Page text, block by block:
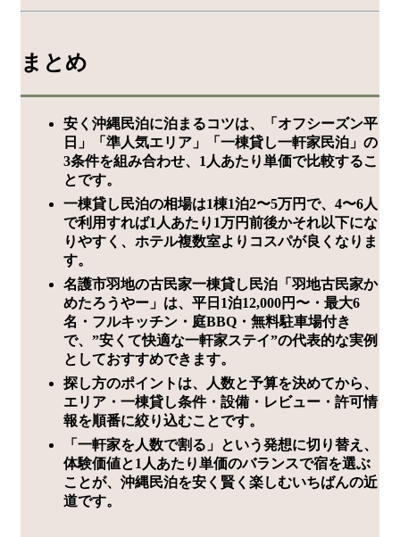
まとめ
安く沖縄民泊に泊まるコツは、「オフシーズン平
日」「準人気エリア」「一棟貸し一軒家民泊」の
3条件を組み合わせ、1人あたり単価で比較するこ
とです。
一棟貸し民泊の相場は1棟1泊2〜5万円で、4〜6人
で利用すれば1人あたり1万円前後かそれ以下にな
りやすく、ホテル複数室よりコスパが良くなりま
す。
名護市羽地の古民家一棟貸し民泊「羽地古民家か
めたろうやー」は、平日1泊12,000円〜・最大6
名・フルキッチン・庭BBQ・無料駐車場付き
で、”安くて快適な一軒家ステイ”の代表的な実例
としておすすめできます。
探し方のポイントは、人数と予算を決めてから、
エリア・一棟貸し条件・設備・レビュー・許可情
報を順番に絞り込むことです。
「一軒家を人数で割る」という発想に切り替え、
体験価値と1人あたり単価のバランスで宿を選ぶ
ことが、沖縄民泊を安く賢く楽しむいちばんの近
道です。